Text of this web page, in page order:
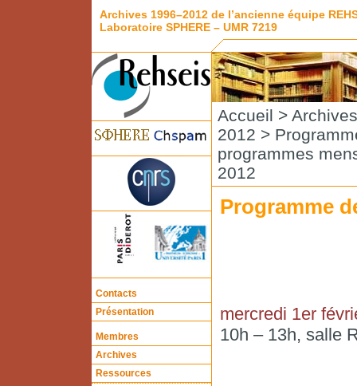
Archives 1996–2012 de l’ancienne équipe
Laboratoire SPHERE – UMR 7219
Contacts
Présentation
Membres
Archives
Ressources
Accueil > Archives
2012 >
programmes
2012
Programme
mercredi 1er
10h – 13h, salle